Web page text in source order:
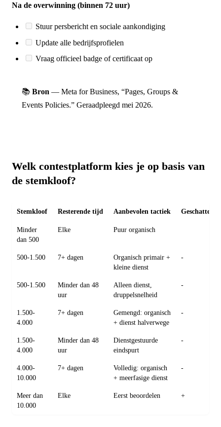
Na de overwinning (binnen 72 uur)
Stuur persbericht en sociale aankondiging
Update alle bedrijfsprofielen
Vraag officieel badge of certificaat op
📚 Bron — Meta for Business, “Pages, Groups &
Events Policies.” Geraadpleegd mei 2026.
Welk contestplatform kies je op basis van
de stemkloof?
Stemkloof Resterende tijd Aanbevolen tactiek Geschatte
Minder
dan 500
Elke Puur organisch
500-1.500 7+ dagen
Organisch primair +
kleine dienst
-
500-1.500
Minder dan 48
uur
Alleen dienst,
druppelsnelheid
-
1.500-
4.000
7+ dagen
Gemengd: organisch
+ dienst halverwege
-
1.500-
4.000
Minder dan 48
uur
Dienstgestuurde
eindspurt
-
4.000-
10.000
7+ dagen
Volledig: organisch
+ meerfasige dienst
-
Meer dan
10.000
Elke Eerst beoordelen +